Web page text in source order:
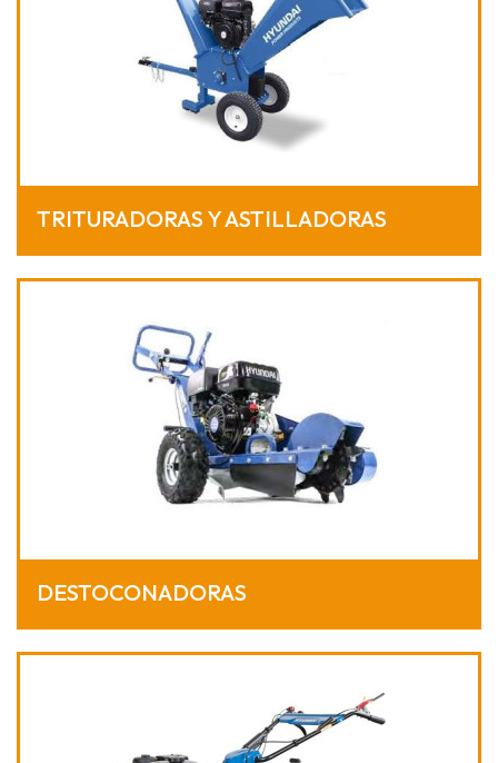
TRITURADORAS Y ASTILLADORAS
DESTOCONADORAS